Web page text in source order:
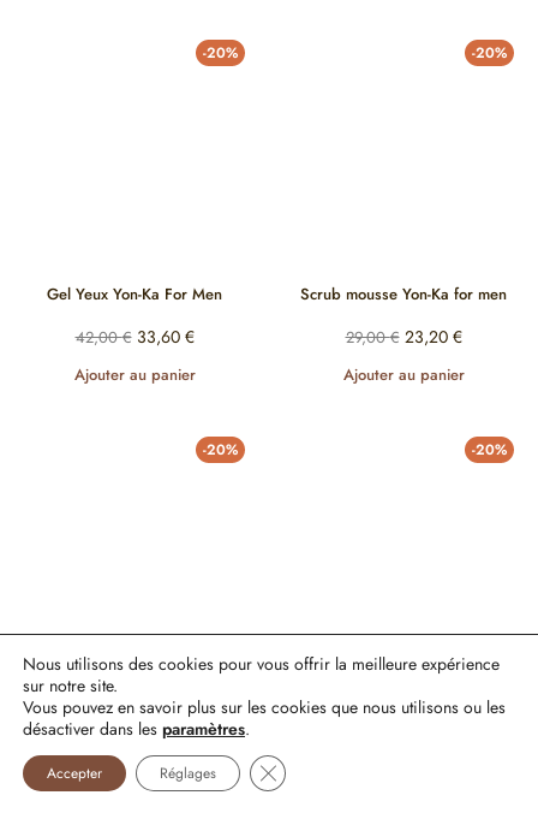
-20%
Gel Yeux Yon-Ka For Men
42,00€ 33,60 €
Ajouter au panier
-20%
Scrub mousse Yon-Ka for men
29,00€ 23,20 €
Ajouter au panier
-20%
Nutri crème Yon-Ka for men
44,00€ 35,20€
Ajouter au panier
-20%
Nous utilisons des cookies pour vous offrir la meilleure expérience
sur notre site.
Vous pouvez en savoir plus sur les cookies que nous utilisons ou les
désactiver dans les paramètres.
Accepter Réglages Fermer la bannière des cookies